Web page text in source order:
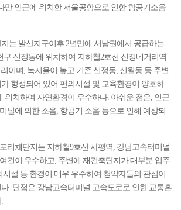
만 인근에 위치한 서울공항으로 인한 항공기소음
는 발산지구이후 2년만에 서남권에서 공급하는
구 신정동에 위치하여 지하철2호선 신정네거리역
이며, 녹지율이 높고 기존 신정동, 신월동 등 주변
형성되어 있어 편의시설 및 교육환경이 양호하
위치하여 자연환경이 우수하다. 아쉬운 점은, 인근
널에 의한 소음, 항공기 소음 등으로 인해 예상되
리체단지는 지하철9호선 사평역, 강남고속터미널
건이 우수하고, 주변에 재건축단지가 대부분 입주
설 등 환경이 매우 우수하여 청약자들의 관심이
. 단점은 강남고속터미널 고속도로로 인한 교통혼